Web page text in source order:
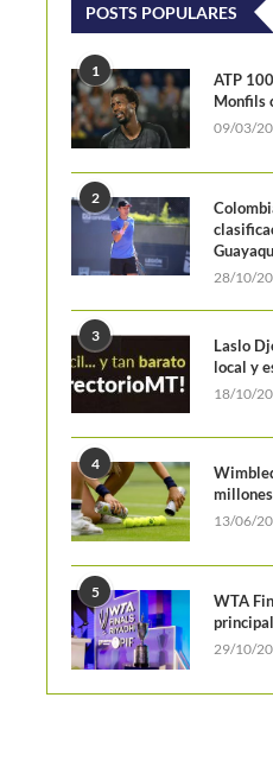
2026: entry list masculino
POSTS POPULARES
1
ATP
Monfils
09/03/
2
28/10/
3
Laslo
local y
18/10/
4
13/06/
5
WTA
principal
29/10/